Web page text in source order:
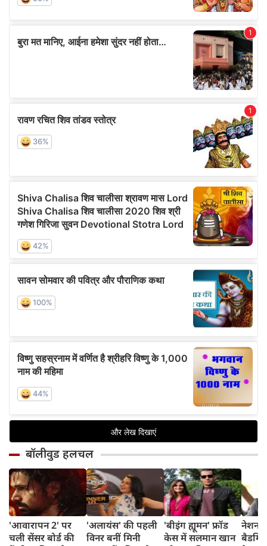
बॉलीवुड हलचल
'आवारापन 2' पर
चली सेंसर बोर्ड की
'अलायंस' की पहली
विनर बनीं मिनी
'बीइंग ह्यूमन' फ्रॉड
केस में सलमान खान